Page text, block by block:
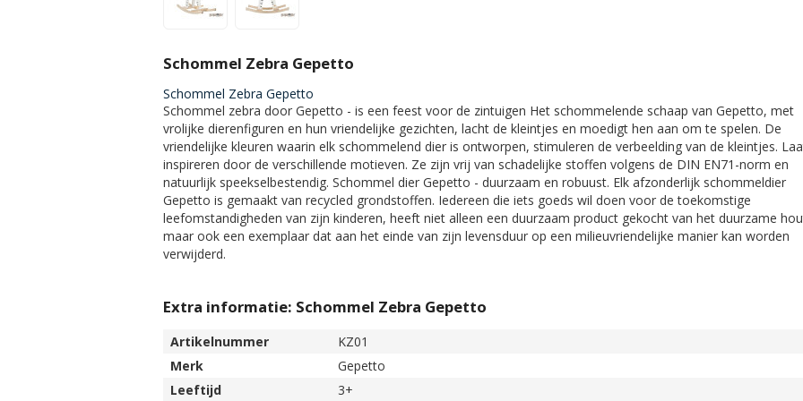
Schommel Zebra Gepetto
Schommel Zebra Gepetto
Schommel zebra door Gepetto - is een feest voor de zintuigen Het schommelende schaap van Gepetto, met
vrolijke dierenfiguren en hun vriendelijke gezichten, lacht de kleintjes en moedigt hen aan om te spelen. De
vriendelijke kleuren waarin elk schommelend dier is ontworpen, stimuleren de verbeelding van de kleintjes.
inspireren door de verschillende motieven. Ze zijn vrij van schadelijke stoffen volgens de DIN EN71-norm en
natuurlijk speekselbestendig. Schommel dier Gepetto - duurzaam en robuust. Elk afzonderlijk schommeldier
Gepetto is gemaakt van recycled grondstoffen. Iedereen die iets goeds wil doen voor de toekomstige
leefomstandigheden van zijn kinderen, heeft niet alleen een duurzaam product gekocht van het duurzame
maar ook een exemplaar dat aan het einde van zijn levensduur op een milieuvriendelijke manier kan worden
verwijderd.
Extra informatie: Schommel Zebra Gepetto
Artikelnummer
KZ01
Merk
Gepetto
Leeftijd
3+